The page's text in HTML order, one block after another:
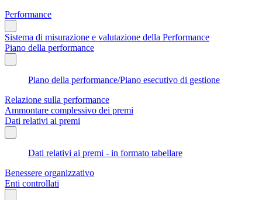
Performance
Sistema di misurazione e valutazione della Performance
Piano della performance
Piano della performance/Piano esecutivo di gestione
Relazione sulla performance
Ammontare complessivo dei premi
Dati relativi ai premi
Dati relativi ai premi - in formato tabellare
Benessere organizzativo
Enti controllati